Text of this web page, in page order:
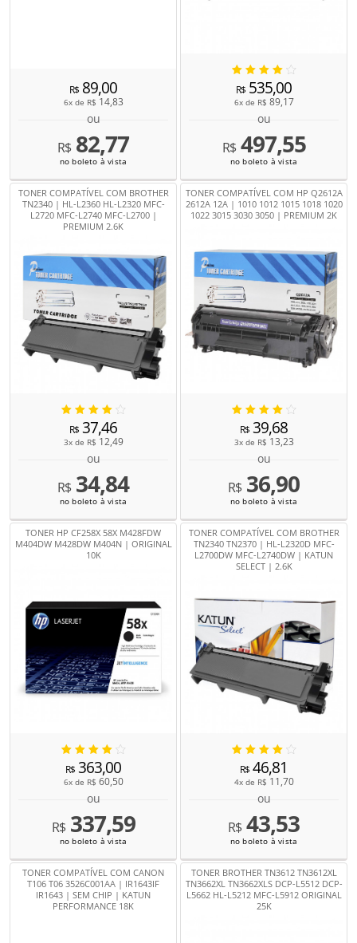
R$89,00
6x de R$ 14,83
ou
R$ 82,77
no boleto à vista
R$535,00
6x de R$ 89,17
ou
R$497,55
no boleto à vista
TONER COMPATÍVEL COM BROTHER
TN2340 | HL-L2360 HL-L2320 MFC-
L2720 MFC-L2740 MFC-L2700 |
PREMIUM 2.6K
R$37,46
3x de R$ 12,49
ou
R$ 34,84
no boleto à vista
TONER COMPATÍVEL COM HP Q2612A
2612A 12A | 1010 1012 1015 1018 1020
1022 3015 3030 3050 | PREMIUM 2K
R$39,68
3x de R$ 13,23
ou
R$ 36,90
no boleto à vista
TONER HP CF258X 58X M428FDW
M404DW M428DW M404N | ORIGINAL
10K
R$363,00
6x de R$ 60,50
ou
R$337,59
no boleto à vista
TONER COMPATÍVEL COM BROTHER
TN2340 TN2370 | HL-L2320D MFC-
L2700DW MFC-L2740DW | KATUN
SELECT | 2.6K
R$46,81
4x de R$ 11,70
ou
R$ 43,53
no boleto à vista
TONER COMPATÍVEL COM CANON
T106 T06 3526C001AA | IR1643IF
IR1643 | SEM CHIP | KATUN
PERFORMANCE 18K
TONER BROTHER TN3612 TN3612XL
TN3662XL TN3662XLS DCP-L5512 DCP-
L5662 HL-L5212 MFC-L5912 ORIGINAL
25K